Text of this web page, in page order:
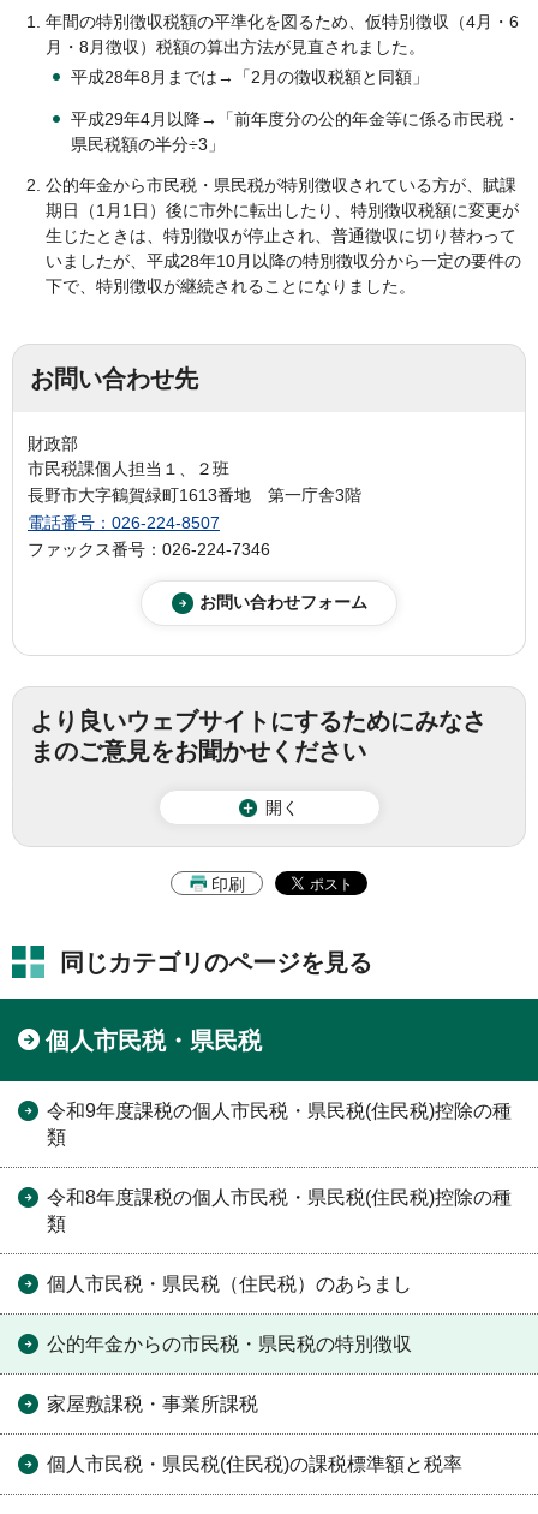
年間の特別徴収税額の平準化を図るため、仮特別徴収（4月・6
月・8月徴収）税額の算出方法が見直されました。
平成28年8月までは→「2月の徴収税額と同額」
平成29年4月以降→「前年度分の公的年金等に係る市民税・
県民税額の半分÷3」
公的年金から市民税・県民税が特別徴収されている方が、賦課
期日（1月1日）後に市外に転出したり、特別徴収税額に変更が
生じたときは、特別徴収が停止され、普通徴収に切り替わって
いましたが、平成28年10月以降の特別徴収分から一定の要件の
下で、特別徴収が継続されることになりました。
お問い合わせ先
財政部
市民税課個人担当１、２班
長野市大字鶴賀緑町1613番地 第一庁舎3階
電話番号：026-224-8507
ファックス番号：026-224-7346
より良いウェブサイトにするためにみなさ
まのご意見をお聞かせください
開く
印刷
同じカテゴリのページを見る
個人市民税・県民税
令和9年度課税の個人市民税・県民税(住民税)控除の種
類
令和8年度課税の個人市民税・県民税(住民税)控除の種
類
個人市民税・県民税（住民税）のあらまし
公的年金からの市民税・県民税の特別徴収
家屋敷課税・事業所課税
個人市民税・県民税(住民税)の課税標準額と税率